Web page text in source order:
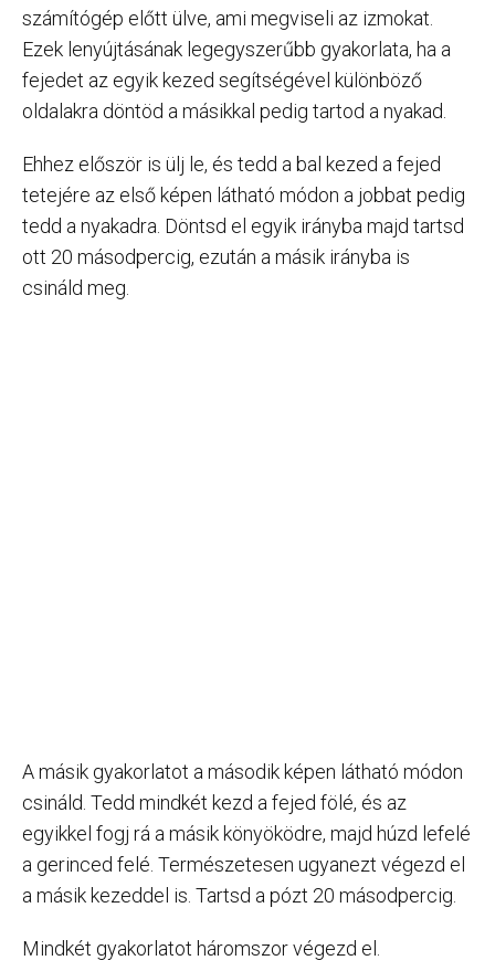
számítógép előtt ülve, ami megviseli az izmokat.
Ezek lenyújtásának legegyszerűbb gyakorlata, ha a
fejedet az egyik kezed segítségével különböző
oldalakra döntöd a másikkal pedig tartod a nyakad.
Ehhez először is ülj le, és tedd a bal kezed a fejed
tetejére az első képen látható módon a jobbat pedig
tedd a nyakadra. Döntsd el egyik irányba majd tartsd
ott 20 másodpercig, ezután a másik irányba is
csináld meg.
A másik gyakorlatot a második képen látható módon
csináld. Tedd mindkét kezd a fejed fölé, és az
egyikkel fogj rá a másik könyöködre, majd húzd lefelé
a gerinced felé. Természetesen ugyanezt végezd el
a másik kezeddel is. Tartsd a pózt 20 másodpercig.
Mindkét gyakorlatot háromszor végezd el.